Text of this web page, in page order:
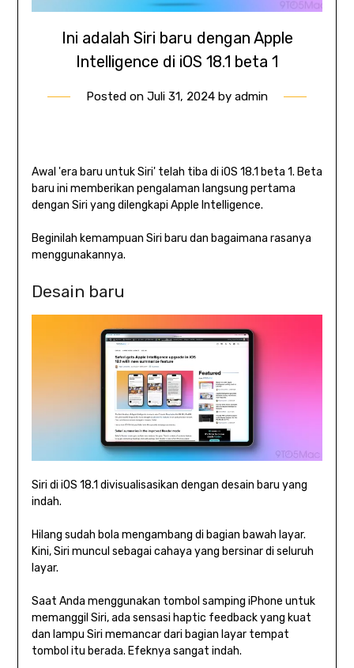
Ini adalah Siri baru dengan Apple
Intelligence di iOS 18.1 beta 1
Posted on Juli 31, 2024 by admin
Awal 'era baru untuk Siri' telah tiba di iOS 18.1 beta 1. Beta
baru ini memberikan pengalaman langsung pertama
dengan Siri yang dilengkapi Apple Intelligence.
Beginilah kemampuan Siri baru dan bagaimana rasanya
menggunakannya.
Desain baru
Siri di iOS 18.1 divisualisasikan dengan desain baru yang
indah.
Hilang sudah bola mengambang di bagian bawah layar.
Kini, Siri muncul sebagai cahaya yang bersinar di seluruh
layar.
Saat Anda menggunakan tombol samping iPhone untuk
memanggil Siri, ada sensasi haptic feedback yang kuat
dan lampu Siri memancar dari bagian layar tempat
tombol itu berada. Efeknya sangat indah.